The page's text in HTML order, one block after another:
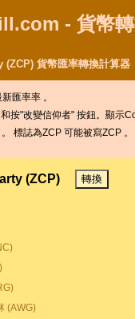
- 貨幣
(ZCP) 貨幣匯率轉換計算器
匯率率 。
按"改變信仰者" 按鈕。顯示
標誌為ZCP 可能被寫ZCP
(ZCP)
(AWG)